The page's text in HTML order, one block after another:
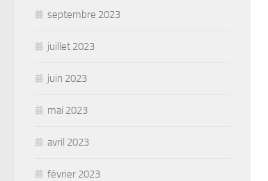
septembre 2023
juillet 2023
juin 2023
mai 2023
avril 2023
février 2023